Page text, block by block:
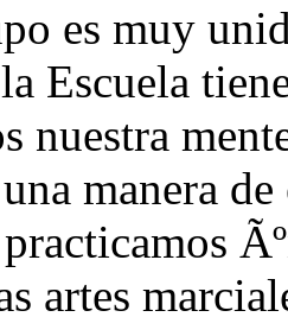
es muy
Escuela
nuestra
manera
artes